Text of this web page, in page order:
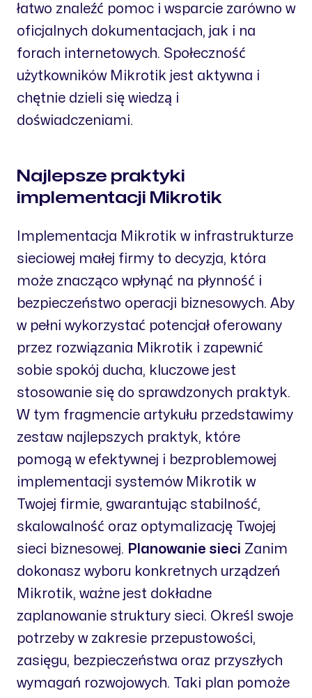
łatwo znaleźć pomoc i wsparcie zarówno w
oficjalnych dokumentacjach, jak i na
forach internetowych. Społeczność
użytkowników Mikrotik jest aktywna i
chętnie dzieli się wiedzą i
doświadczeniami.
Najlepsze praktyki
implementacji Mikrotik
Implementacja Mikrotik w infrastrukturze
sieciowej małej firmy to decyzja, która
może znacząco wpłynąć na płynność i
bezpieczeństwo operacji biznesowych. Aby
w pełni wykorzystać potencjał oferowany
przez rozwiązania Mikrotik i zapewnić
sobie spokój ducha, kluczowe jest
stosowanie się do sprawdzonych praktyk.
W tym fragmencie artykułu przedstawimy
zestaw najlepszych praktyk, które
pomogą w efektywnej i bezproblemowej
implementacji systemów Mikrotik w
Twojej firmie, gwarantując stabilność,
skalowalność oraz optymalizację Twojej
sieci biznesowej. Planowanie sieci Zanim
dokonasz wyboru konkretnych urządzeń
Mikrotik, ważne jest dokładne
zaplanowanie struktury sieci. Określ swoje
potrzeby w zakresie przepustowości,
zasięgu, bezpieczeństwa oraz przyszłych
wymagań rozwojowych. Taki plan pomoże